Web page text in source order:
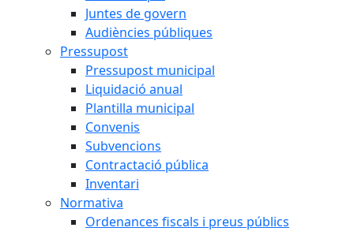
Juntes de govern
Audiències públiques
Pressupost
Pressupost municipal
Liquidació anual
Plantilla municipal
Convenis
Subvencions
Contractació pública
Inventari
Normativa
Ordenances fiscals i preus públics